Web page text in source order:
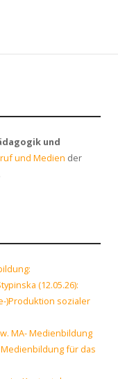
und
und Medien der
(12.05.26):
)Produktion sozialer
MA- Medienbildung
für das